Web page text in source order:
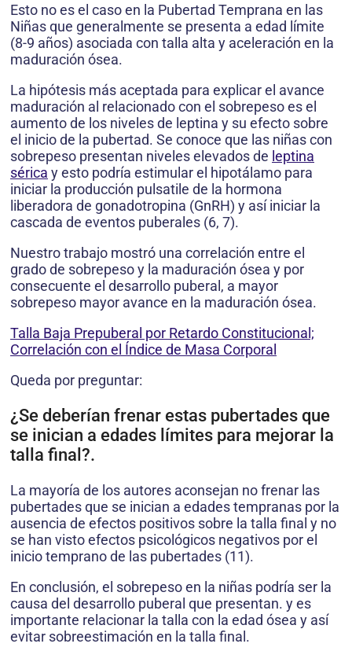
Esto no es el caso en la Pubertad Temprana en las
Niñas que generalmente se presenta a edad límite
(8-9 años) asociada con talla alta y aceleración en la
maduración ósea.
La hipótesis más aceptada para explicar el avance
maduración al relacionado con el sobrepeso es el
aumento de los niveles de leptina y su efecto sobre
el inicio de la pubertad. Se conoce que las niñas con
sobrepeso presentan niveles elevados de leptina
sérica y esto podría estimular el hipotálamo para
iniciar la producción pulsatile de la hormona
liberadora de gonadotropina (GnRH) y así iniciar la
cascada de eventos puberales (6, 7).
Nuestro trabajo mostró una correlación entre el
grado de sobrepeso y la maduración ósea y por
consecuente el desarrollo puberal, a mayor
sobrepeso mayor avance en la maduración ósea.
Talla Baja Prepuberal por Retardo Constitucional;
Correlación con el Índice de Masa Corporal
Queda por preguntar:
¿Se deberían frenar estas pubertades que
se inician a edades límites para mejorar la
talla final?.
La mayoría de los autores aconsejan no frenar las
pubertades que se inician a edades tempranas por la
ausencia de efectos positivos sobre la talla final y no
se han visto efectos psicológicos negativos por el
inicio temprano de las pubertades (11).
En conclusión, el sobrepeso en la niñas podría ser la
causa del desarrollo puberal que presentan. y es
importante relacionar la talla con la edad ósea y así
evitar sobreestimación en la talla final.